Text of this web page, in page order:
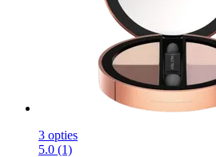
3 opties
5.0 (1)